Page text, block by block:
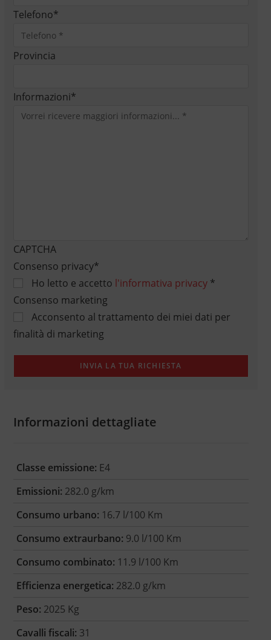
Telefono*
Provincia
Informazioni*
CAPTCHA
Consenso privacy*
Ho letto e accetto l'informativa privacy*
Consenso marketing
Acconsento al trattamento dei miei dati per
finalità di marketing
Informazioni dettagliate
Classe emissione: E4
Emissioni: 282.0 g/km
Consumo urbano: 16.7 l/100 Km
Consumo extraurbano: 9.0 l/100 Km
Consumo combinato: 11.9 l/100 Km
Efficienza energetica: 282.0 g/km
Peso: 2025 Kg
Cavalli fiscali: 31